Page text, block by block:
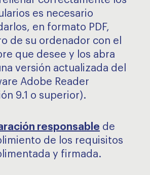
es necesario
en formato PDF,
de su ordenador con el
que desee y los abra
versión actualizada del
Adobe Reader
9.1 o superior).
responsable de
de los requisitos
y firmada.